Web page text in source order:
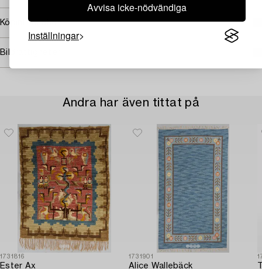
Avvisa icke-nödvändiga
Inställningar
Köpinformation
Bildrättigheter
Andra har även tittat på
1731816
Ester Ax
1731901
Alice Wallebäck